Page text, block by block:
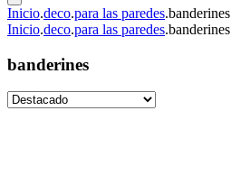
Inicio.deco.para las paredes.banderines
Inicio.deco.para las paredes.banderines
banderines